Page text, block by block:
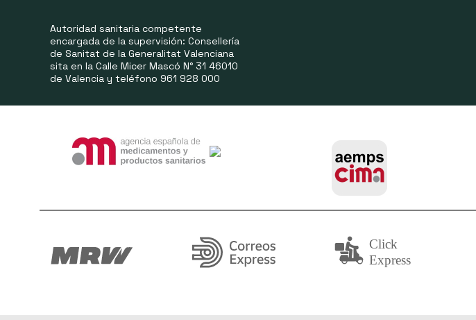
Autoridad sanitaria competente
encargada de la supervisión: Consellería
de Sanitat de la Generalitat Valenciana
sita en la Calle Micer Mascó N° 31 46010
de Valencia y teléfono 961 928 000